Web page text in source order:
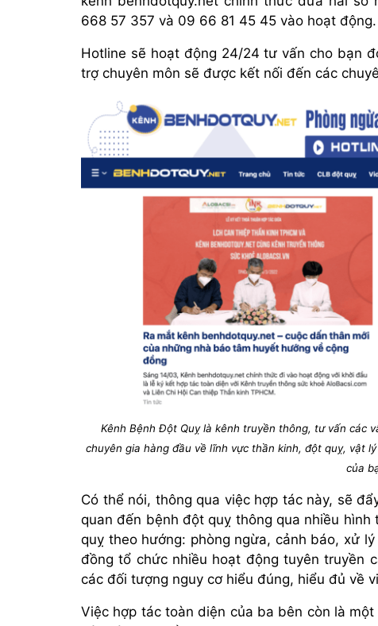
668 57 357 và 09 66 81 45 45 vào hoạt động.
Hotline sẽ hoạt động 24/24 tư vấn cho bạn
trợ chuyên môn sẽ được kết nối đến các
Kênh Bệnh Đột Quỵ là kênh truyền thông, tư vấn các
chuyên gia hàng đầu về lĩnh vực thần kinh, đột quỵ, vật
của
Có thể nói, thông qua việc hợp tác này, sẽ
quan đến bệnh đột quỵ thông qua nhiều
quỵ theo hướng: phòng ngừa, cảnh báo, xử
đồng tổ chức nhiều hoạt động tuyên truyền
các đối tượng nguy cơ hiểu đúng, hiểu đủ về
Việc hợp tác toàn diện của ba bên còn là